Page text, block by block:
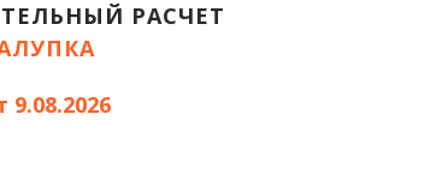
РАСЧЕТ
9.08.2026